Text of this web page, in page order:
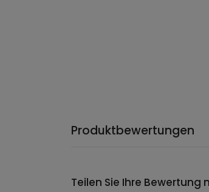
Produktbewertungen
Teilen Sie Ihre Bewertung